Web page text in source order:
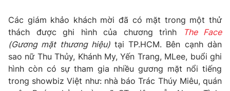
Thế giới đó đây
Câu chuyện quốc tế
Kinh tế
Tài chính
Thị trường
Góc doanh nghiệp
Dữ liệu và đời sống
Truyền hình
Các giám khảo khách mời đã có mặt trong một thử
thách được ghi hình của chương trình
The Face
(Gương mặt thương hiệu) tại TP.HCM. Bên cạnh dàn
sao nữ Thu Thủy, Khánh My, Yến Trang, MLee, buổi ghi
hình còn có sự tham gia nhiều gương mặt nổi tiếng
trong showbiz Việt như: nhà báo Trác Thúy Miêu, quán